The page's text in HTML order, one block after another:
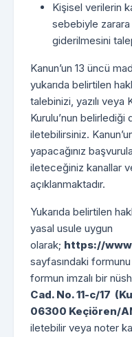
Kişisel verilerin
sebebiyle zarara
giderilmesini
Kanun’un 13 üncü
yukarıda belirtilen
talebinizi, yazılı veya
Kurulu’nun
iletebilirsiniz.
yapacağınız
ileteceğiniz kanallar
açıklanmaktadır.
Yukarıda belirtilen
yasal usule uygun
olarak; https://
sayfasındaki
formun imzalı bir
Cad. No. 11-c/17
06300 Keçiören/
iletebilir veya noter